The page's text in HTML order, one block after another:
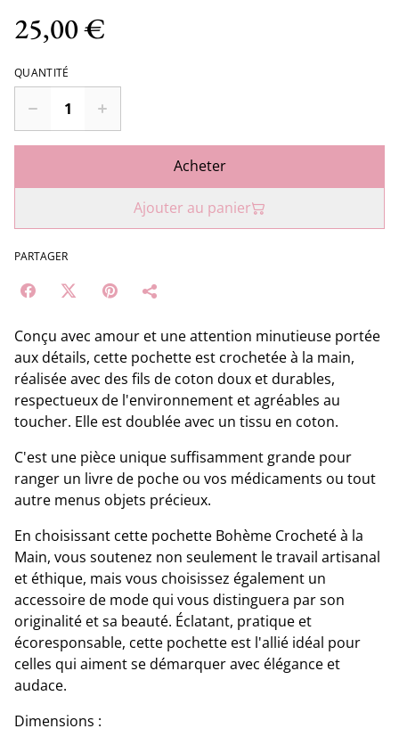
25,00 €
QUANTITÉ
Acheter
Ajouter au panier
PARTAGER
Conçu avec amour et une attention minutieuse portée
aux détails, cette pochette est crochetée à la main,
réalisée avec des fils de coton doux et durables,
respectueux de l'environnement et agréables au
toucher. Elle est doublée avec un tissu en coton.
C'est une pièce unique suffisamment grande pour
ranger un livre de poche ou vos médicaments ou tout
autre menus objets précieux.
En choisissant cette pochette Bohème Crocheté à la
Main, vous soutenez non seulement le travail artisanal
et éthique, mais vous choisissez également un
accessoire de mode qui vous distinguera par son
originalité et sa beauté. Éclatant, pratique et
écoresponsable, cette pochette est l'allié idéal pour
celles qui aiment se démarquer avec élégance et
audace.
Dimensions :